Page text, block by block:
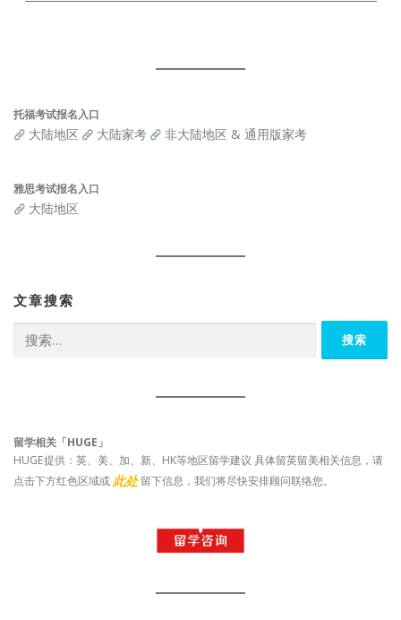
托福考试报名入口
大陆地区 大陆家考 非大陆地区 & 通用版家考
雅思考试报名入口
大陆地区
文章搜索
索：
留学相关「HUGE」
HUGE提供：英、美、加、新、HK等地区留学建议 具体留英留美相关信息，请
点击下方红色区域或 此处 留下信息，我们将尽快安排顾问联络您。